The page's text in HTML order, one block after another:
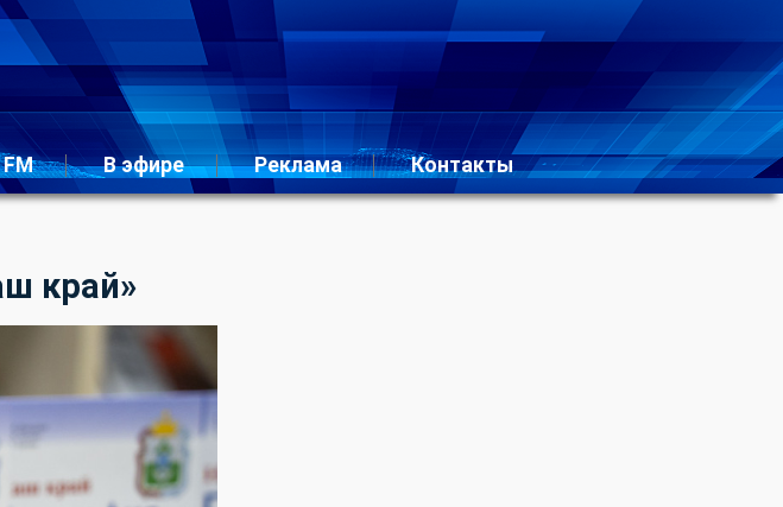
В эфире Реклама Контакты
край»